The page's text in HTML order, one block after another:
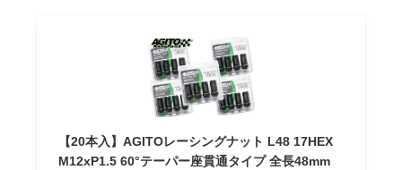
【20本入】AGITOレーシングナット L48 17HEX
M12xP1.5 60°テーパー座貫通タイプ 全長48mm